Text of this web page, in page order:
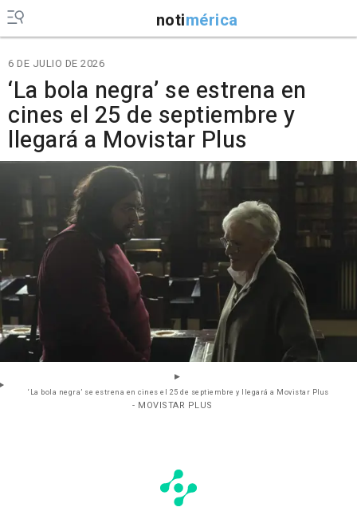
notimérica
6 DE JULIO DE 2026
‘La bola negra’ se estrena en
cines el 25 de septiembre y
llegará a Movistar Plus
‘La bola negra’ se estrena en cines el 25 de septiembre y llegará a Movistar Plus
- MOVISTAR PLUS